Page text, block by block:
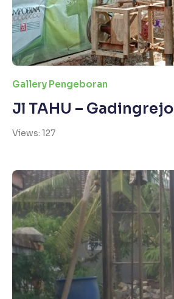
Gallery Pengeboran
Jl TAHU – Gadingrejo
Views: 127